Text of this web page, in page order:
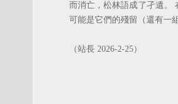
而消亡，松林語成了孑遺。
可能是它們的殘留（還有一
（站長 2026-2-25）